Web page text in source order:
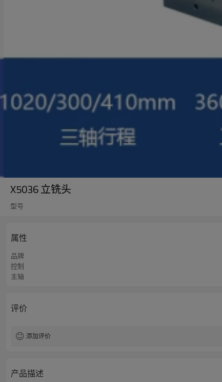
X5036 立铣头
型号
属性
品牌
控制
主轴
评价
添加评价
产品描述